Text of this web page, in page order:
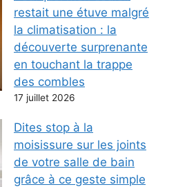
restait une étuve malgré
la climatisation : la
découverte surprenante
en touchant la trappe
des combles
17 juillet 2026
Dites stop à la
moisissure sur les joints
de votre salle de bain
grâce à ce geste simple